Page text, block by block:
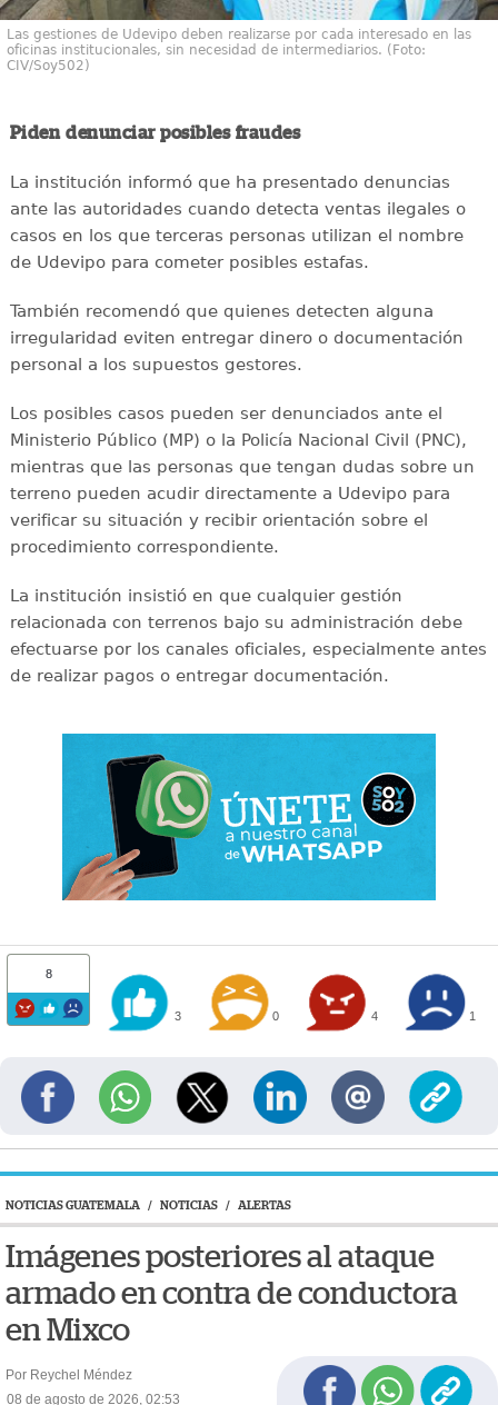
Las gestiones de Udevipo deben realizarse por cada interesado en las
oficinas institucionales, sin necesidad de intermediarios. (Foto:
CIV/Soy502)
Piden denunciar posibles fraudes
La institución informó que ha presentado denuncias
ante las autoridades cuando detecta ventas ilegales o
casos en los que terceras personas utilizan el nombre
de Udevipo para cometer posibles estafas.
También recomendó que quienes detecten alguna
irregularidad eviten entregar dinero o documentación
personal a los supuestos gestores.
Los posibles casos pueden ser denunciados ante el
Ministerio Público (MP) o la Policía Nacional Civil (PNC),
mientras que las personas que tengan dudas sobre un
terreno pueden acudir directamente a Udevipo para
verificar su situación y recibir orientación sobre el
procedimiento correspondiente.
La institución insistió en que cualquier gestión
relacionada con terrenos bajo su administración debe
efectuarse por los canales oficiales, especialmente antes
de realizar pagos o entregar documentación.
8
3 0 4 1
NOTICIAS GUATEMALA / NOTICIAS / ALERTAS
Imágenes posteriores al ataque
armado en contra de conductora
en Mixco
Por Reychel Méndez
08 de agosto de 2026, 02:53